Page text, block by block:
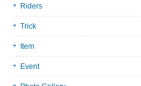
Riders
Trick
Item
Event